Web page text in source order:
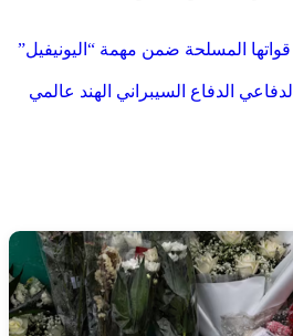
المسلحة ضمن مهمة “اليونيفيل”
الدفاع السيبراني الهند عالمي